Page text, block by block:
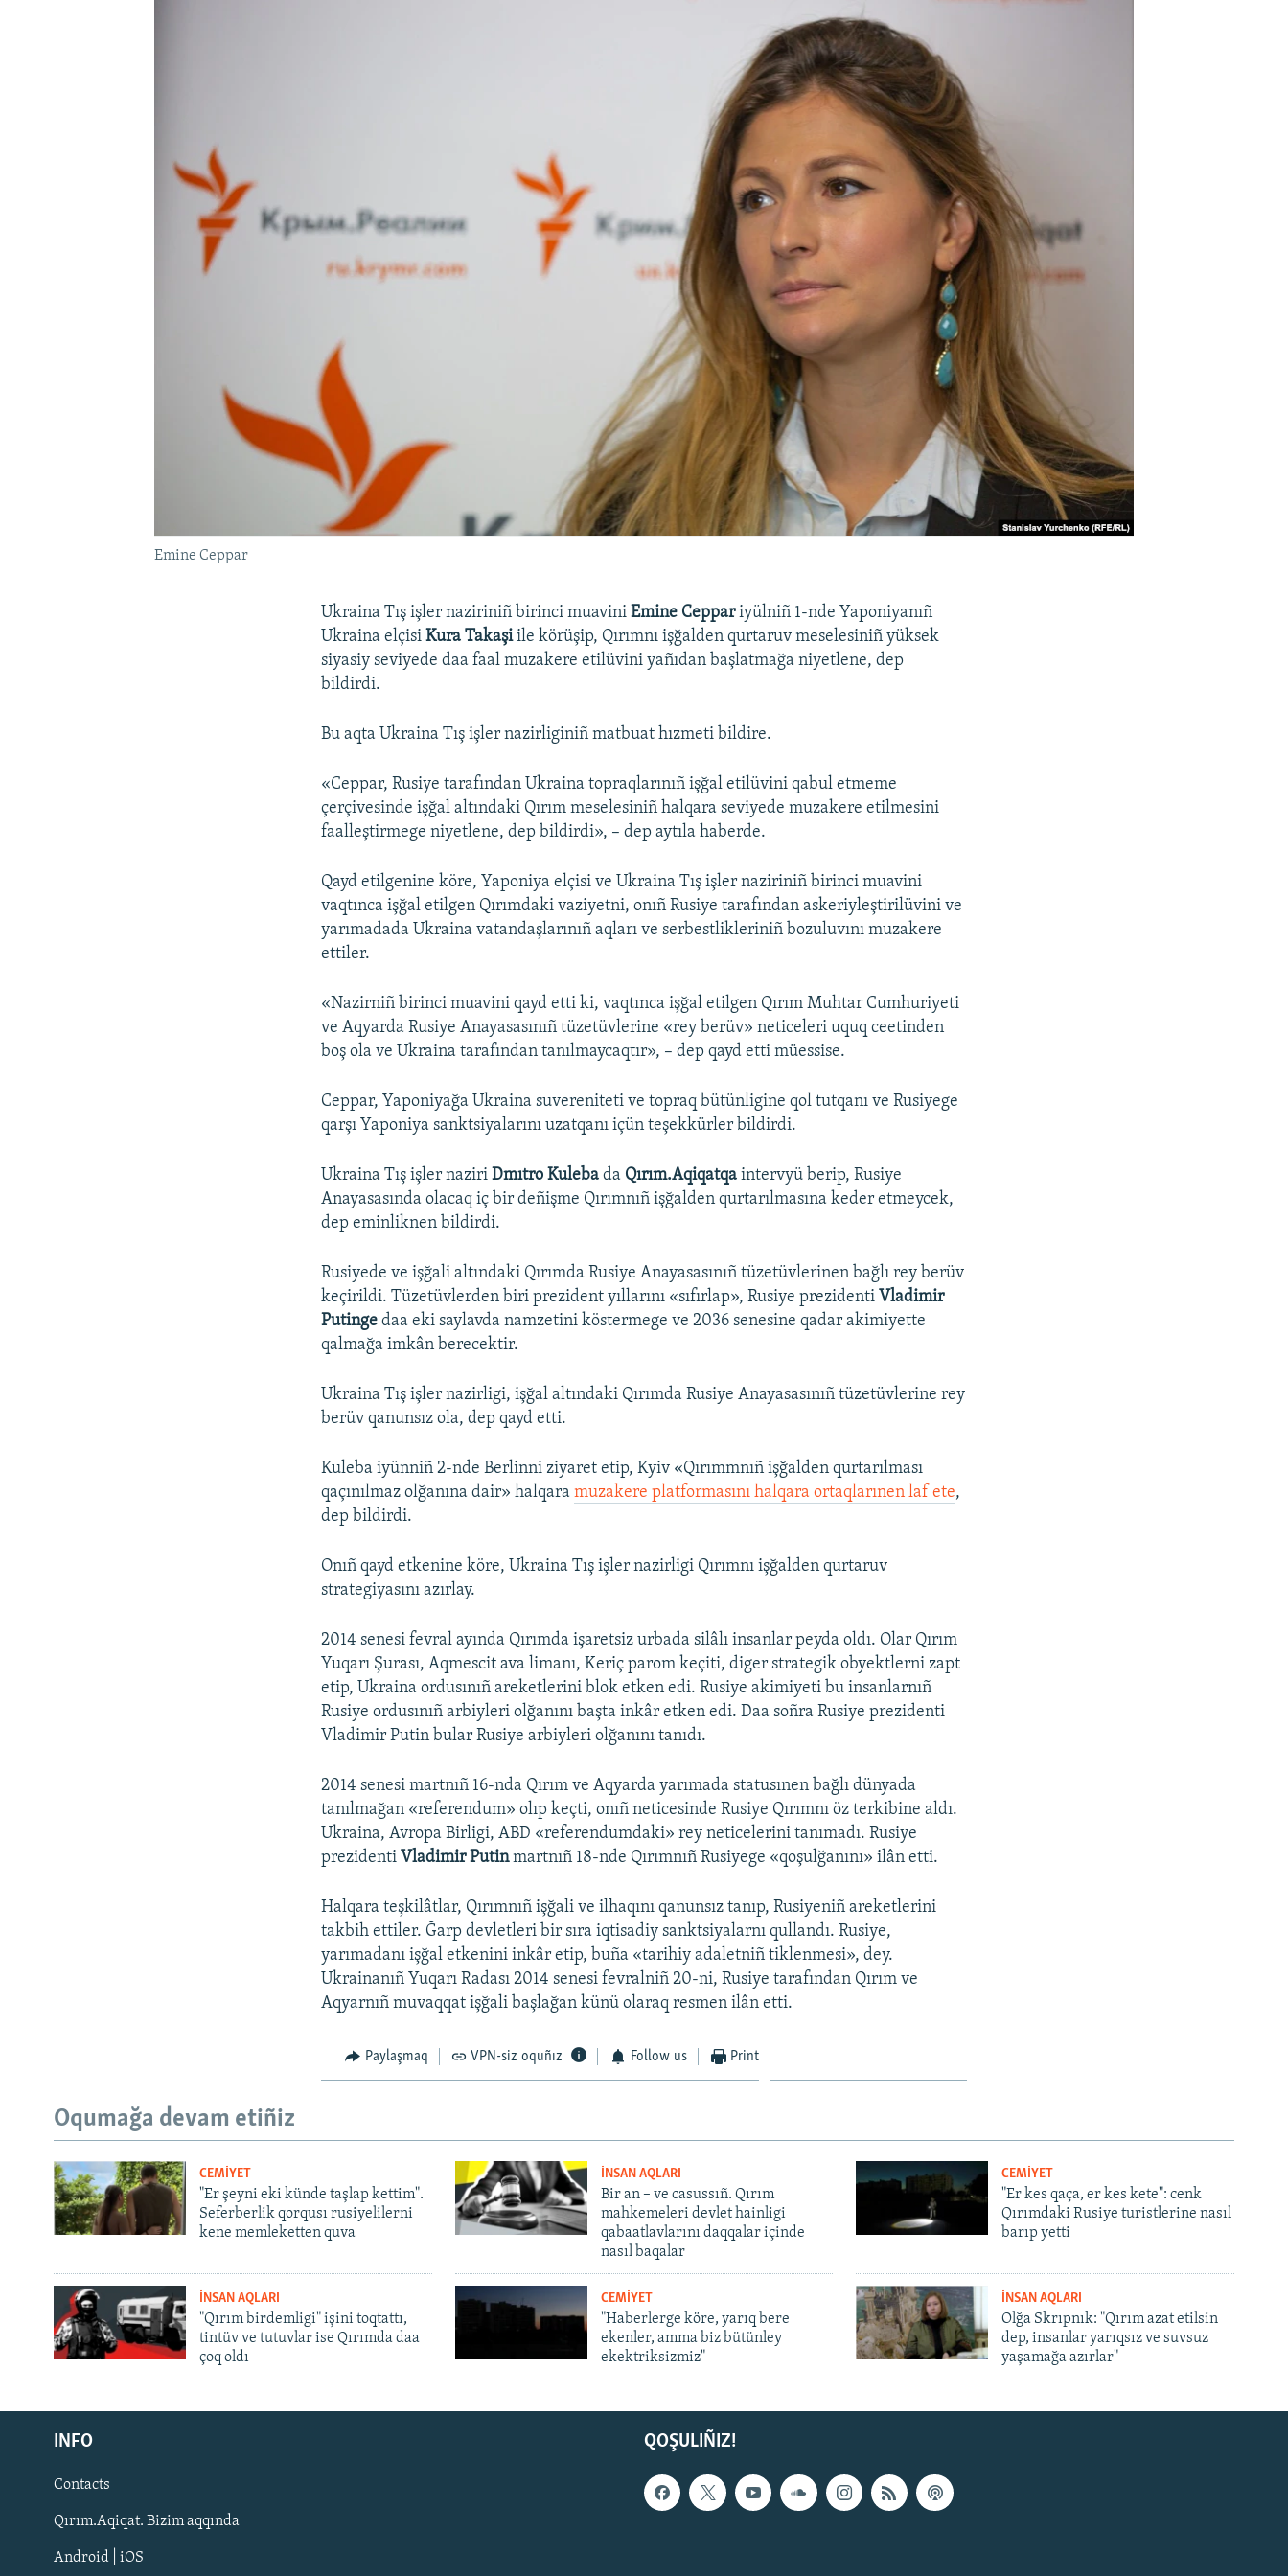
Русский
Українською
QOŞULIÑIZ!
Emine Ceppar
Ukraina Tış işler naziriniñ birinci muaviniEmine Ceppariyülniñ 1-nde Yaponiyanıñ
Ukraina elçisiKura Takaşiile körüşip, Qırımnı işğalden qurtaruv meselesiniñ yüksek
siyasiy seviyede daa faal muzakere etilüvini yañıdan başlatmağa niyetlene, dep
bildirdi.
Bu aqta Ukraina Tış işler nazirliginiñ matbuat hızmeti bildire.
«Ceppar, Rusiye tarafından Ukraina topraqlarınıñ işğal etilüvini qabul etmeme
çerçivesinde işğal altındaki Qırım meselesiniñ halqara seviyede muzakere etilmesini
faalleştirmege niyetlene, dep bildirdi», – dep aytıla haberde.
Qayd etilgenine köre, Yaponiya elçisi ve Ukraina Tış işler naziriniñ birinci muavini
vaqtınca işğal etilgen Qırımdaki vaziyetni, onıñ Rusiye tarafından askeriyleştirilüvini ve
yarımadada Ukraina vatandaşlarınıñ aqları ve serbestlikleriniñ bozuluvını muzakere
ettiler.
«Nazirniñ birinci muavini qayd etti ki, vaqtınca işğal etilgen Qırım Muhtar Cumhuriyeti
ve Aqyarda Rusiye Anayasasınıñ tüzetüvlerine «rey berüv» neticeleri uquq ceetinden
boş ola ve Ukraina tarafından tanılmaycaqtır», – dep qayd etti müessise.
Ceppar, Yaponiyağa Ukraina suvereniteti ve topraq bütünligine qol tutqanı ve Rusiyege
qarşı Yaponiya sanktsiyalarını uzatqanı içün teşekkürler bildirdi.
Ukraina Tış işler naziriDmıtro Kulebada Qırım.Aqiqatqaintervyü berip, Rusiye
Anayasasında olacaq iç bir deñişme Qırımnıñ işğalden qurtarılmasına keder etmeycek,
dep eminliknen bildirdi.
Rusiyede ve işğali altındaki Qırımda Rusiye Anayasasınıñ tüzetüvlerinen bağlı rey berüv
keçirildi. Tüzetüvlerden biri prezident yıllarını «sıfırlap», Rusiye prezidenti Vladimir
Putingedaa eki saylavda namzetini köstermege ve 2036 senesine qadar akimiyette
qalmağa imkân berecektir.
Ukraina Tış işler nazirligi, işğal altındaki Qırımda Rusiye Anayasasınıñ tüzetüvlerine rey
berüv qanunsız ola, dep qayd etti.
Kuleba iyünniñ 2-nde Berlinni ziyaret etip, Kyiv «Qırımmnıñ işğalden qurtarılması
qaçınılmaz olğanına dair» halqaramuzakere platformasını halqara ortaqlarınen laf ete,
dep bildirdi.
Onıñ qayd etkenine köre, Ukraina Tış işler nazirligi Qırımnı işğalden qurtaruv
strategiyasını azırlay.
2014 senesi fevral ayında Qırımda işaretsiz urbada silâlı insanlar peyda oldı. Olar Qırım
Yuqarı Şurası, Aqmescit ava limanı, Keriç parom keçiti, diger strategik obyektlerni zapt
etip, Ukraina ordusınıñ areketlerini blok etken edi. Rusiye akimiyeti bu insanlarnıñ
Rusiye ordusınıñ arbiyleri olğanını başta inkâr etken edi. Daa soñra Rusiye prezidenti
Vladimir Putin bular Rusiye arbiyleri olğanını tanıdı.
2014 senesi martnıñ 16-nda Qırım ve Aqyarda yarımada statusınen bağlı dünyada
tanılmağan «referendum» olıp keçti, onıñ neticesinde Rusiye Qırımnı öz terkibine aldı.
Ukraina, Avropa Birligi, ABD «referendumdaki» rey neticelerini tanımadı. Rusiye
prezidenti Vladimir Putinmartnıñ 18-nde Qırımnıñ Rusiyege «qoşulğanını» ilân etti.
Halqara teşkilâtlar, Qırımnıñ işğali ve ilhaqını qanunsız tanıp, Rusiyeniñ areketlerini
takbih ettiler. Ğarp devletleri bir sıra iqtisadiy sanktsiyalarnı qullandı. Rusiye,
yarımadanı işğal etkenini inkâr etip, buña «tarihiy adaletniñ tiklenmesi», dey.
Ukrainanıñ Yuqarı Radası 2014 senesi fevralniñ 20-ni, Rusiye tarafından Qırım ve
Aqyarnıñ muvaqqat işğali başlağan künü olaraq resmen ilân etti.
Paylaşmaq VPN-siz oquñız Follow us Print
Oqumağa devam etiñiz
CEMİYET
"Er şeyni eki künde taşlap kettim".
Seferberlik qorqusı rusiyelilerni
kene memleketten quva
İNSAN AQLARI
Bir an – ve casussıñ. Qırım
mahkemeleri devlet hainligi
qabaatlavlarını daqqalar içinde
nasıl baqalar
CEMİYET
"Er kes qaça, er kes kete": cenk
Qırımdaki Rusiye turistlerine nasıl
barıp yetti
İNSAN AQLARI
"Qırım birdemligi" işini toqtattı,
tintüv ve tutuvlar ise Qırımda daa
çoq oldı
CEMİYET
"Haberlerge köre, yarıq bere
ekenler, amma biz bütünley
ekektriksizmiz"
İNSAN AQLARI
Olğa Skrıpnık: "Qırım azat etilsin
dep, insanlar yarıqsız ve suvsuz
yaşamağa azırlar"
QOŞULIÑIZ!
INFO
Contacts
Qırım.Aqiqat. Bizim aqqında
Android | iOS